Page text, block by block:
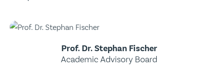
Prof. Dr. Stephan Fischer
Academic Advisory Board